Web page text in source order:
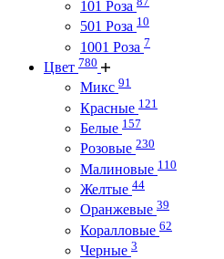
101 Роза
501 Роза 10
1001 Роза 7
Цвет 780
Микс 91
Красные 121
Белые 157
Розовые 230
Малиновые 110
Желтые 44
Оранжевые 39
Коралловые 62
Черные 3